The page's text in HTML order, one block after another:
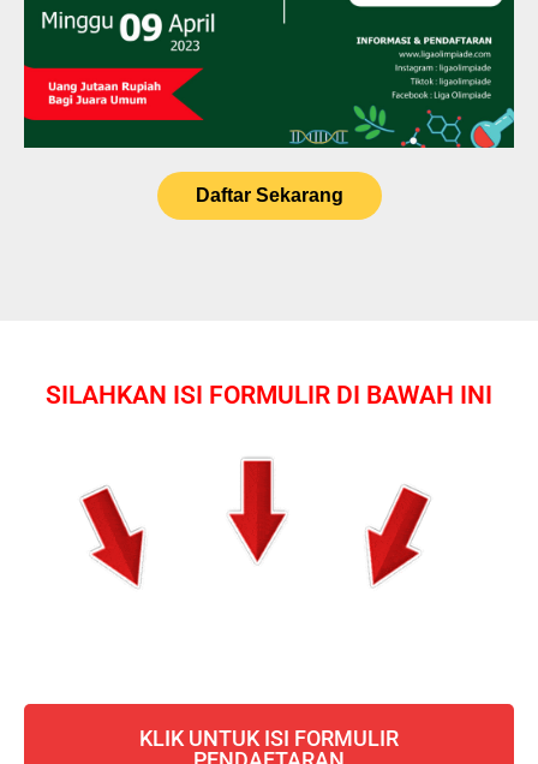
Daftar Sekarang
SILAHKAN ISI FORMULIR DI BAWAH INI
KLIK UNTUK ISI FORMULIR